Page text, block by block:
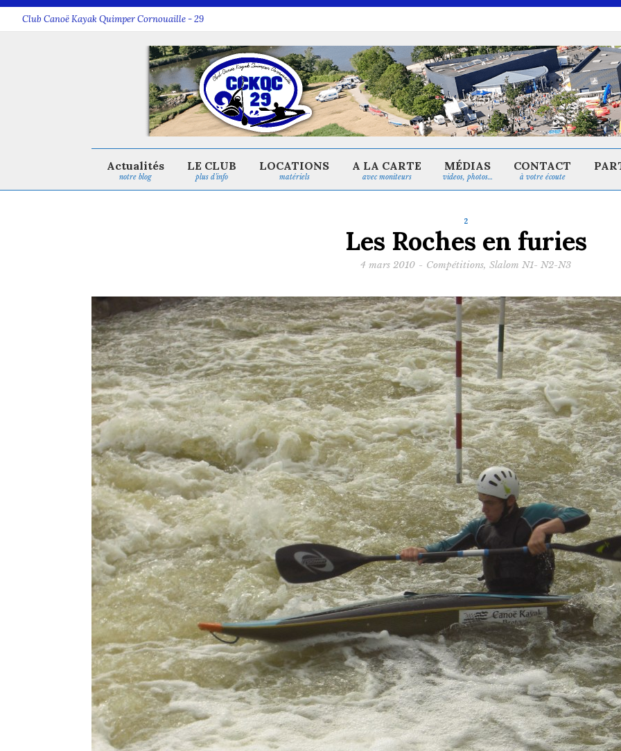
Club Canoë Kayak Quimper Cornouaille - 29
notre blog
Actualités
plus d’info
LE CLUB
matériels
LOCATIONS
avec moniteurs
A LA CARTE
videos, photos…
MÉDIAS
à votre écoute
CONTACT
2
Les Roches en furies
4 mars 2010 - Compétitions, Slalom N1- N2-N3